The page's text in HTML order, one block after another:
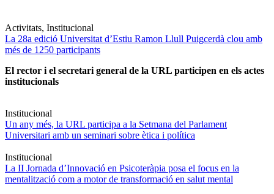
Activitats, Institucional
La 28a edició Universitat d’Estiu Ramon Llull Puigcerdà clou amb
més de 1250 participants
El rector i el secretari general de la URL participen en els actes
institucionals
Institucional
Un any més, la URL participa a la Setmana del Parlament
Universitari amb un seminari sobre ètica i política
Institucional
La II Jornada d’Innovació en Psicoteràpia posa el focus en la
mentalització com a motor de transformació en salut mental